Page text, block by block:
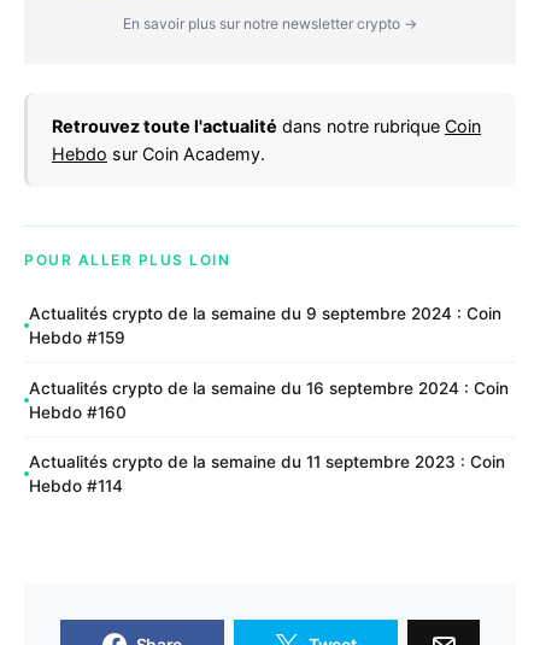
En savoir plus sur notre newsletter crypto →
Retrouvez toute l'actualité dans notre rubrique Coin
Hebdo sur Coin Academy.
POUR ALLER PLUS LOIN
Actualités crypto de la semaine du 9 septembre 2024 : Coin
Hebdo #159
Actualités crypto de la semaine du 16 septembre 2024 : Coin
Hebdo #160
Actualités crypto de la semaine du 11 septembre 2023 : Coin
Hebdo #114